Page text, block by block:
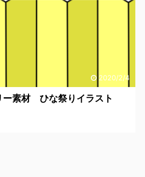
2020/2/4
ー素材 ひな祭りイラスト